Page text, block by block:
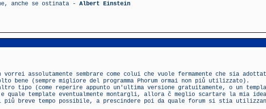
anche se ostinata - Albert Einstein
assolutamente sembrare come colui che vuole fermamente che sia
bene (sempre migliore del programma Phorum ormai non piů utilizzato).
tipo (come reperire appunto un'ultima versione gratuitamente, o un
template eventualmente montargli, allora č meglio scartare la mia
piů breve tempo possibile, a prescindere poi da quale forum si stia